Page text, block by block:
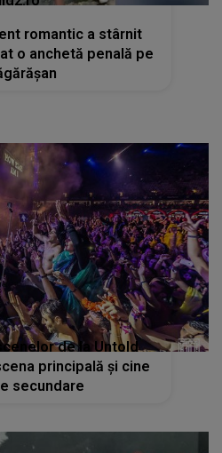
de la Untold
principală și cine
secundare